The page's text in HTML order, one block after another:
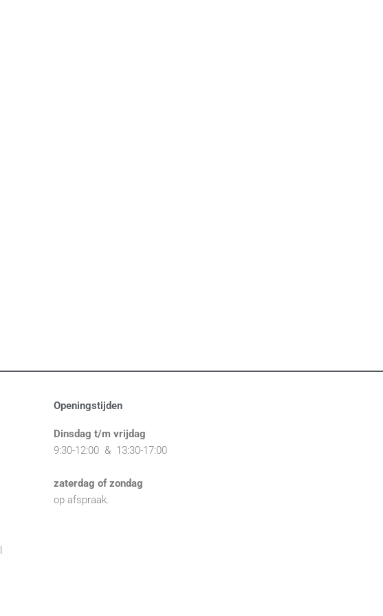
Openingstijden
Dinsdag t/m vrijdag
9:30-12:00 & 13:30-17:00
zaterdag of zondag
op afspraak.